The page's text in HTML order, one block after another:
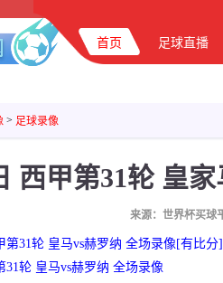
首页 足球直播
> 足球录像
来源：世界杯买球
第31轮 皇马vs赫罗纳 全场录像[有比分]
31轮 皇马vs赫罗纳 全场录像